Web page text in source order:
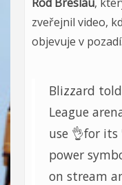
zveřejnil video,
objevuje v pozadí.
Blizzard
League
use 👌for
power
on stream